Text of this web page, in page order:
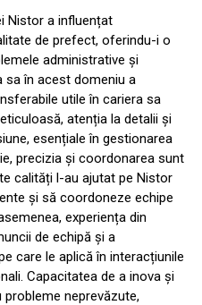
Nistor a influențat
de prefect, oferindu-i o
administrative și
sa în acest domeniu a
utile în cariera sa
atenția la detalii și
esențiale în gestionarea
precizia și coordonarea sunt
calități l-au ajutat pe Nistor
și să coordoneze echipe
experiența din
de echipă și a
care le aplică în interacțiunile
Capacitatea de a inova și
neprevăzute,